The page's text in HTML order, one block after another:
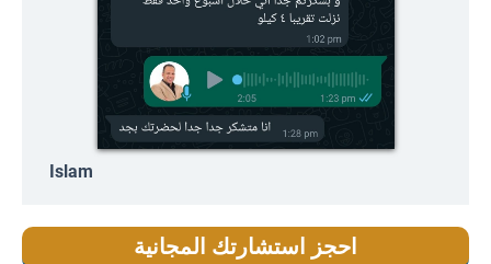
Islam
احجز استشارتك المجانية